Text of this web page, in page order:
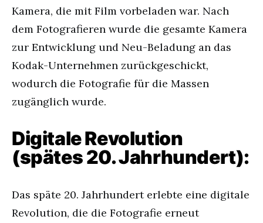
Kamera, die mit Film vorbeladen war. Nach
dem Fotografieren wurde die gesamte Kamera
zur Entwicklung und Neu-Beladung an das
Kodak-Unternehmen zurückgeschickt,
wodurch die Fotografie für die Massen
zugänglich wurde.
Digitale Revolution
(spätes 20. Jahrhundert):
Das späte 20. Jahrhundert erlebte eine digitale
Revolution, die die Fotografie erneut